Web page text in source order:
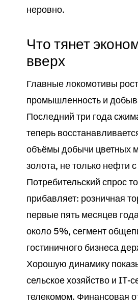
неровно.
Что тянет
вверх
Главные локомотивы
промышленность и
Последний три года
теперь
объёмы добычи цветных
золота, не только нефти
Потребительский спрос
прибавляет: розничная
первые пять месяцев
около 5%, сегмент
гостиничного бизнеса
Хорошую динамику
сельское хозяйство и IT-
телекомом. Финансовая